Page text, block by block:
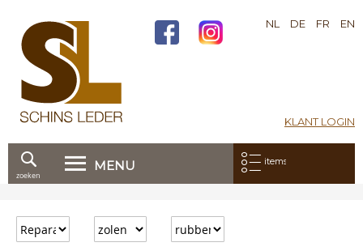
KLANT LOGIN
NL DE FR EN
MENU Mijn bestelling:
items
door
naar
zoeken